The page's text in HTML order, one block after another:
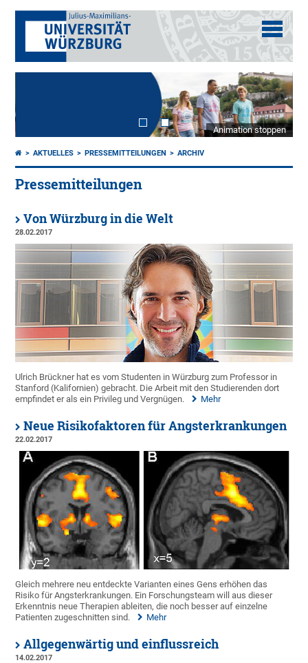
Animation stoppen
AKTUELLES PRESSEMITTEILUNGEN ARCHIV
Pressemitteilungen
Von Würzburg in die Welt
28.02.2017
Ulrich Brückner hat es vom Studenten in Würzburg zum Professor in
Stanford (Kalifornien) gebracht. Die Arbeit mit den Studierenden dort
empfindet er als ein Privileg und Vergnügen.
Mehr
Neue Risikofaktoren für Angsterkrankungen
22.02.2017
Gleich mehrere neu entdeckte Varianten eines Gens erhöhen das
Risiko für Angsterkrankungen. Ein Forschungsteam will aus dieser
Erkenntnis neue Therapien ableiten, die noch besser auf einzelne
Patienten zugeschnitten sind.
Mehr
Allgegenwärtig und einflussreich
14.02.2017